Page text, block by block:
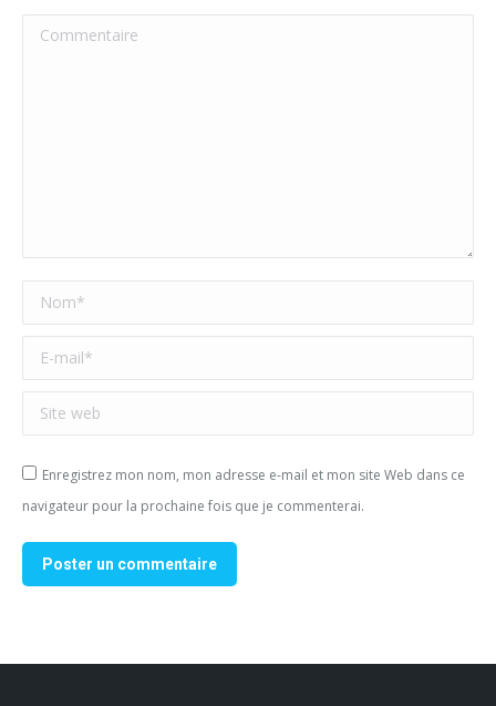
Commentaire
Nom *
E-mail *
Site web
Enregistrez mon nom, mon adresse e-mail et mon site Web dans ce
navigateur pour la prochaine fois que je commenterai.
Poster un commentaire